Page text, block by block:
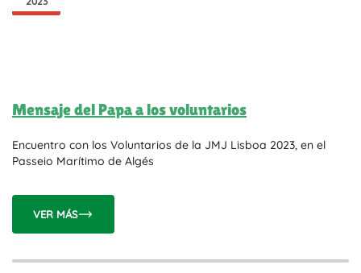
Mensaje del Papa a los voluntarios
Encuentro con los Voluntarios de la JMJ Lisboa 2023, en el
Passeio Marítimo de Algés
VER MÁS